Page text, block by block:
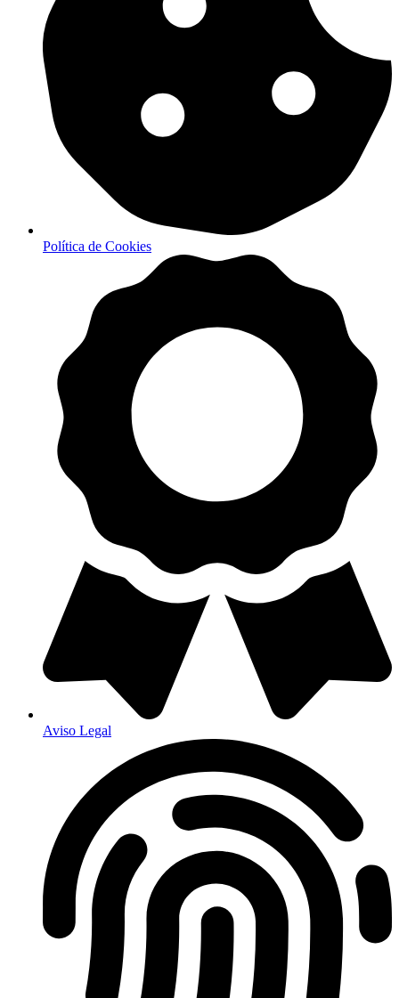
Política de Cookies
Aviso Legal